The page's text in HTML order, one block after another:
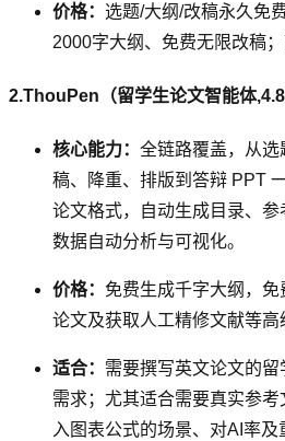
价格： 选题/大纲/改稿永久免
2000字大纲、免费无限改稿
2.ThouPen（留学生论文智能体,4.8
核心能力： 全链路覆盖，从
稿、降重、排版到答辩 PPT
论文格式，自动生成目录、
数据自动分析与可视化。
价格： 免费生成千字大纲，
论文及获取人工精修文献等
适合： 需要撰写英文论文的
需求；尤其适合需要真实参
入图表公式的场景、对AI率